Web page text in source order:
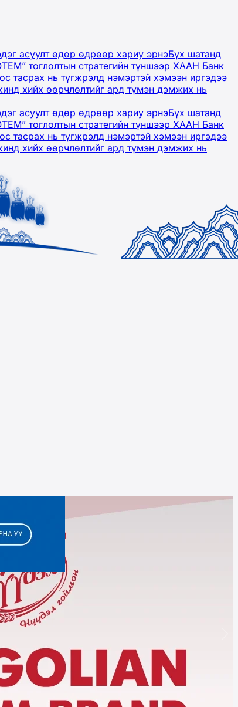
асуулт өдөр өдрөөр хариу эрнэБүх шатанд
тоглолтын стратегийн түншээр ХААН Банк
тасрах нь түгжрэлд нэмэртэй хэмээн иргэдээ
хийх өөрчлөлтийг ард түмэн дэмжих нь
асуулт өдөр өдрөөр хариу эрнэБүх шатанд
тоглолтын стратегийн түншээр ХААН Банк
тасрах нь түгжрэлд нэмэртэй хэмээн иргэдээ
хийх өөрчлөлтийг ард түмэн дэмжих нь